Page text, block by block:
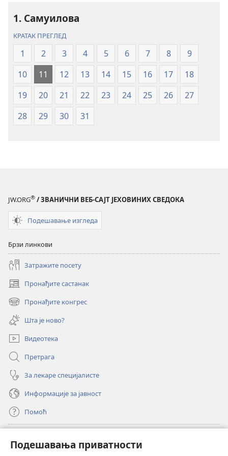
Подешавања приватности
(ревидирано
издање
2019)
(ревидирано
издање
2019)
1. Самуилова
КРАТАК ПРЕГЛЕД
1 2 3 4 5 6 7 8
9
10
11 12 13 14 15 16 17
18
19
20 21 22 23 24 25 26
27
28
29 30 31
JW.ORG® / ЗВАНИЧНИ ВЕБ-САЈТ ЈЕХОВИНИХ СВЕДОКА
Подешавање изгледа
Брзи линкови
Затражите посету
Пронађите састанак
(отвара
нови
прозор)
Пронађите конгрес
(отвара
нови
прозор)
Шта је ново?
Видеотека
Претрага
За лекаре специјалисте
Информације за јавност
Помоћ
(отвара
нови